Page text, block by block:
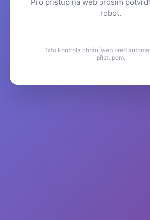
Pro přístup na web prosím
robot.
Tato kontrola chrání web před
přístupem.